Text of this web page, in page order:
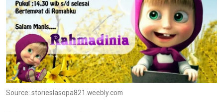
Source: storieslasopa821.weebly.com